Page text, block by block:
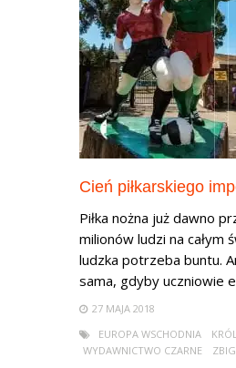
Cień piłkarskiego
Piłka nożna już dawno
milionów ludzi na całym
ludzka potrzeba buntu.
sama, gdyby uczniowie
27 MAJA 2018
EUROPA WSCHODNIA
WYDAWNICTWO CZARNE